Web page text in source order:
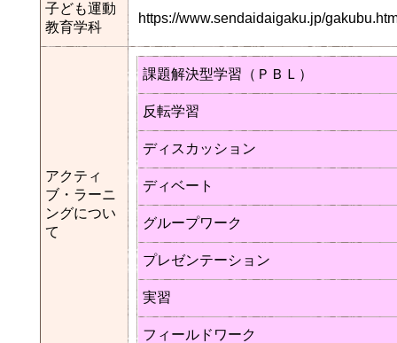
子ども運動
教育学科
https://www.sendaidaigaku.jp/
アクティ
ブ・ラーニ
ングについ
て
課題解決型学習（ＰＢＬ）
反転学習
ディスカッション
ディベート
グループワーク
プレゼンテーション
実習
フィールドワーク